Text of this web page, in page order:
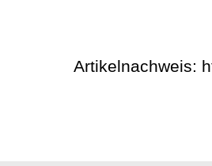
Artikelnachweis: